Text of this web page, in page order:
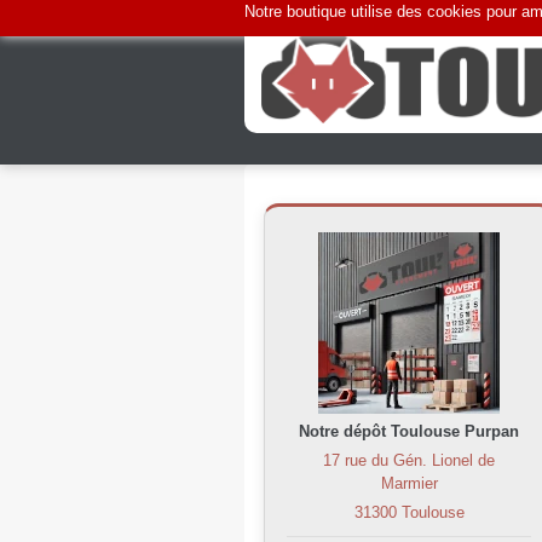
Notre boutique utilise des cookies pour
Notre dépôt Toulouse Purpan
17 rue du Gén. Lionel de
Marmier
31300 Toulouse